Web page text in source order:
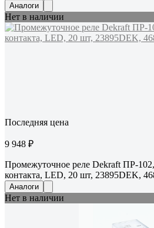
Аналоги
Нет в наличии
Последняя цена
9 948 ₽
Промежуточное реле Dekraft ПР-
контакта, LED, 20 шт, 23895DEK,
Аналоги
Нет в наличии